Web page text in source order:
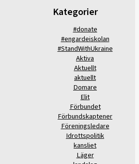
Kategorier
#donate
#engardeiskolan
#StandWithUkraine
Aktiva
Aktuellt
aktuellt
Domare
Elit
Förbundet
Förbundskaptener
Föreningsledare
Idrottspolitik
kansliet
Läger